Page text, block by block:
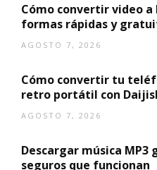
Cómo convertir video a
formas rápidas y
AGOSTO 7, 2026
Cómo convertir tu
retro portátil con
AGOSTO 7, 2026
Descargar música
seguros que funcionan